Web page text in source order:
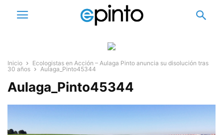
Inicio
Ecologistas en Acción – Aulaga Pinto anuncia su disolución tras
30 años
Aulaga_Pinto45344
Aulaga_Pinto45344